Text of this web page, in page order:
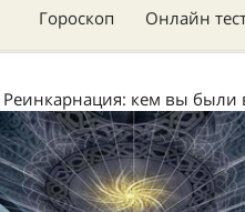
Гороскоп Онлайн
Реинкарнация: кем вы